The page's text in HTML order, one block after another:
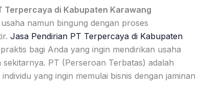
Terpercaya di Kabupaten Karawang
namun bingung dengan proses
Jasa Pendirian PT Terpercaya di Kabupaten
bagi Anda yang ingin mendirikan usaha
PT (Perseroan Terbatas) adalah
yang ingin memulai bisnis dengan jaminan